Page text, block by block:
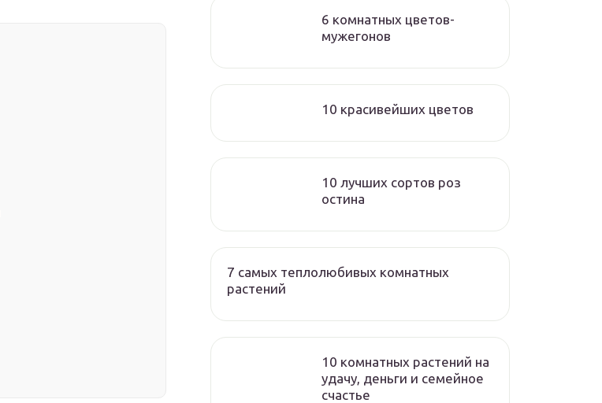
6 комнатных цветов-
мужегонов
10 красивейших цветов
10 лучших сортов роз
остина
7 самых теплолюбивых комнатных
растений
10 комнатных растений на
удачу, деньги и семейное
счастье